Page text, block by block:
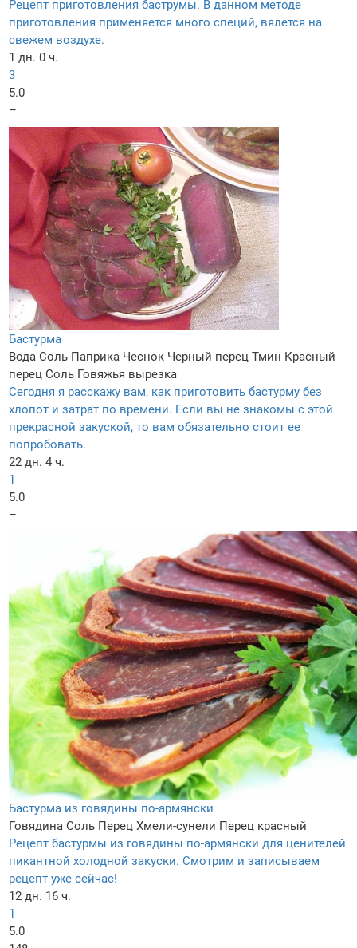
Рецепт приготовления баструмы. В данном методе
приготовления применяется много специй, вялется на
свежем воздухе.
1 дн. 0 ч.
3
5.0
–
Бастурма
Вода Соль Паприка Чеснок Черный перец Тмин Красный
перец Соль Говяжья вырезка
Сегодня я расскажу вам, как приготовить бастурму без
хлопот и затрат по времени. Если вы не знакомы с этой
прекрасной закуской, то вам обязательно стоит ее
попробовать.
22 дн. 4 ч.
1
5.0
–
Бастурма из говядины по-армянски
Говядина Соль Перец Хмели-сунели Перец красный
Рецепт бастурмы из говядины по-армянски для ценителей
пикантной холодной закуски. Смотрим и записываем
рецепт уже сейчас!
12 дн. 16 ч.
1
5.0